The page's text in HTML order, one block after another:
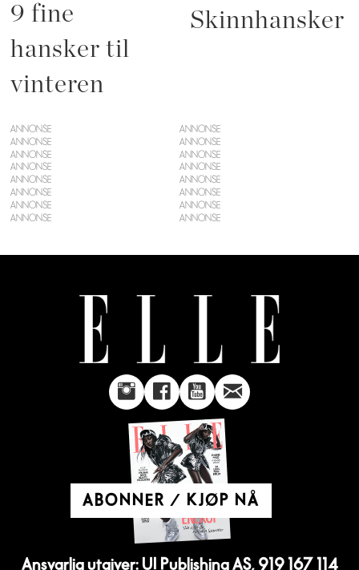
9 fine
hansker til
vinteren
Skinnhansker
ANNONSE
ANNONSE
ANNONSE
ANNONSE
ANNONSE
ANNONSE
ANNONSE
ANNONSE
ABONNER / KJØP NÅ
Ansvarlig utgiver: UI Publishing AS, 919 167 114